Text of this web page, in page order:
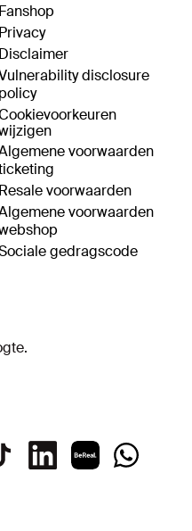
Fanshop
Privacy
Disclaimer
disclosure
policy
voorwaarden
Resale voorwaarden
voorwaarden
gedragscode